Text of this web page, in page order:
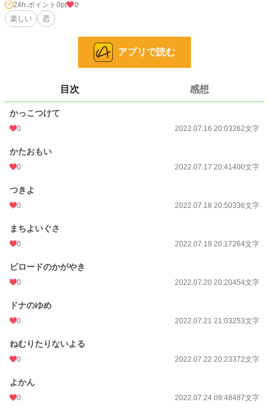
お気に入り 3
初回公開日時 2022.07.16 20:03
初回完結日時
月間ポイント
年間ポイント
累計ポイント
24h.ポイント 0pt
0
楽しい
恋
アプリで読む
目次 感想
かっこつけて
0 2022.07.16 20:03262文字
かたおもい
0 2022.07.17 20:41400文字
つきよ
0 2022.07.18 20:50336文字
まちよいぐさ
0 2022.07.19 20:17264文字
ビロードのかがやき
0 2022.07.20 20:20454文字
ドナのゆめ
0 2022.07.21 21:03253文字
ねむりたりないよる
0 2022.07.22 20:23372文字
よかん
0 2022.07.24 09:48487文字